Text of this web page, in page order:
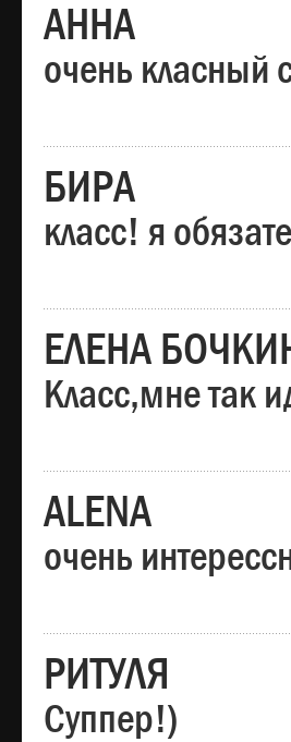
АННА
очень класный
БИРА
класс! я
ЕЛЕНА
Класс,мне так
ALENA
очень
РИТУЛЯ
Суппер!)